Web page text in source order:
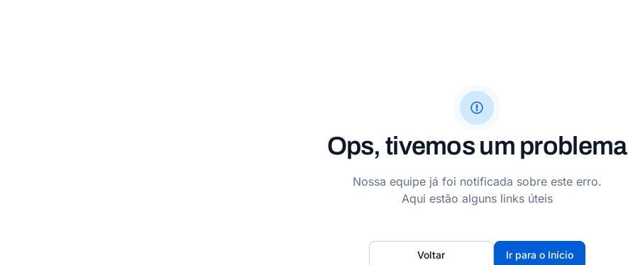
Ops, tivemos um problema
Nossa equipe já foi notificada sobre este erro.
Aqui estão alguns links úteis
Ir para o Início
Voltar